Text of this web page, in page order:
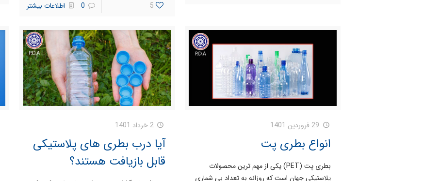
5
0 اطلاعات بیشتر
29 فروردین 1401
انواع بطری پت
بطری پت (PET) یکی از مهم ترین محصولات
پلاستیکی جهان است که روزانه به تعداد بی شماری
2 خرداد 1401
آیا درب بطری های پلاستیکی
قابل بازیافت هستند؟